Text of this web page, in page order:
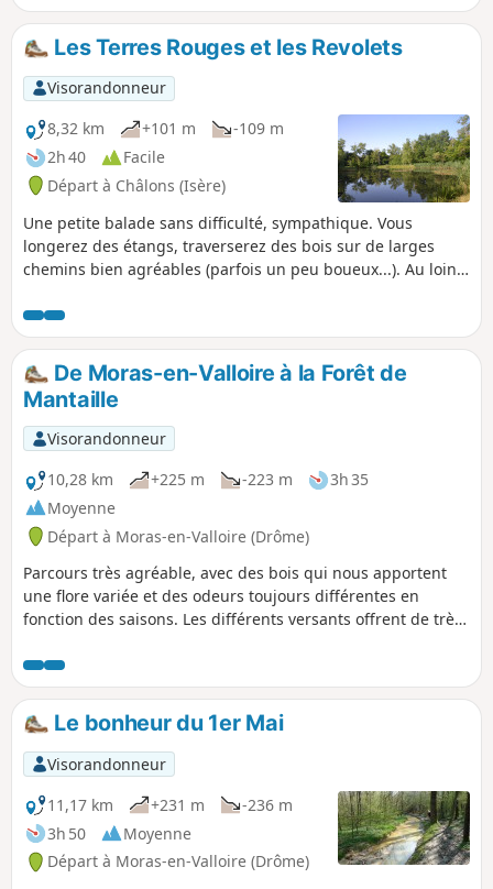
Les Terres Rouges et les Revolets
Visorandonneur
8,32 km
+101 m
-109 m
2h 40
Facile
Départ à Châlons (Isère)
Une petite balade sans difficulté, sympathique. Vous
longerez des étangs, traverserez des bois sur de larges
chemins bien agréables (parfois un peu boueux...). Au loin,
cette balade !
De Moras-en-Valloire à la Forêt de
Mantaille
Visorandonneur
10,28 km
+225 m -223 m
3h 35
Moyenne
Départ à Moras-en-Valloire (Drôme)
Parcours très agréable, avec des bois qui nous apportent
une flore variée et des odeurs toujours différentes en
fonction des saisons. Les différents versants offrent de très
PARCOURENT MES RANDONNEES vous pouvez mettre des
photos en indiquant l'emplacement sur le circuit.
Le bonheur du 1er Mai
Visorandonneur
11,17 km
+231 m
-236 m
3h 50
Moyenne
Départ à Moras-en-Valloire (Drôme)